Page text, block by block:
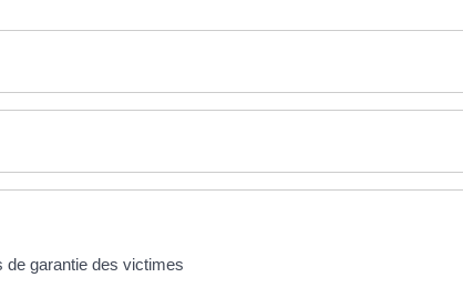
de garantie des victimes